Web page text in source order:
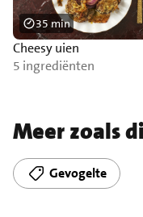
Cheesy uien
5 ingrediënten
35 min
Meer zoals
Gevogelte